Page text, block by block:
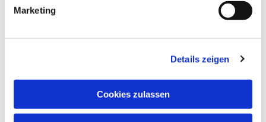
Marketing
Details zeigen
Cookies zulassen
interessieren